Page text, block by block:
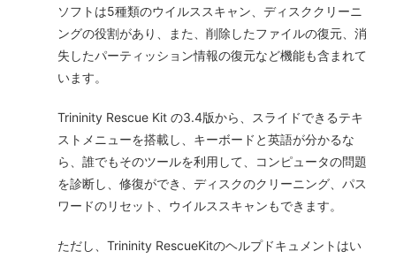
ソフトは5種類のウイルススキャン、ディスククリーニ
ングの役割があり、また、削除したファイルの復元、消
失したパーティッション情報の復元など機能も含まれて
います。
Trininity Rescue Kit の3.4版から、スライドできるテキ
ストメニューを搭載し、キーボードと英語が分かるな
ら、誰でもそのツールを利用して、コンピュータの問題
を診断し、修復ができ、ディスクのクリーニング、パス
ワードのリセット、ウイルススキャンもできます。
ただし、Trininity RescueKitのヘルプドキュメントはい